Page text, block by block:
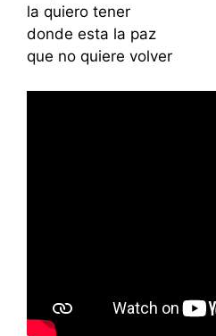
la quiero tener
donde esta la paz
que no quiere volver